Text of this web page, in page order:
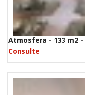
Atmosfera - 133 m2
Consulte